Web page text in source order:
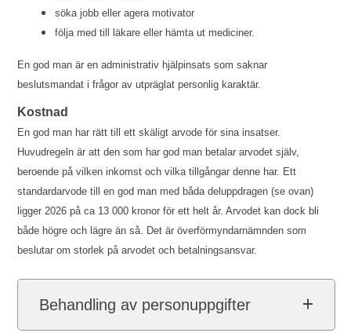
söka jobb eller agera motivator
följa med till läkare eller hämta ut mediciner.
En god man är en administrativ hjälpinsats som saknar
beslutsmandat i frågor av utpräglat personlig karaktär.
Kostnad
En god man har rätt till ett skäligt arvode för sina insatser.
Huvudregeln är att den som har god man betalar arvodet själv,
beroende på vilken inkomst och vilka tillgångar denne har. Ett
standardarvode till en god man med båda deluppdragen (se ovan)
ligger 2026 på ca 13 000 kronor för ett helt år. Arvodet kan dock bli
både högre och lägre än så. Det är överförmyndarnämnden som
beslutar om storlek på arvodet och betalningsansvar.
Behandling av personuppgifter